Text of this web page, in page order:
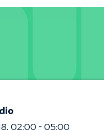
02:00 - 05:00